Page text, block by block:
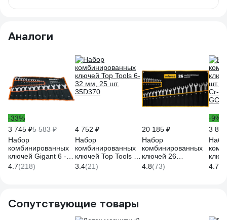
Аналоги
-33%
3 745 ₽5 583 ₽
Набор
комбинированных
ключей Gigant 6 -
32 мм, 25шт.,
полированный
4.7(218)
4 752 ₽
Набор
комбинированных
ключей Top Tools 6-
32 мм, 25 шт.
35D370
3.4(21)
20 185 ₽
Набор
комбинированных
ключей 26
предметов Inforce,
Сталь Cr-V, 6-32мм,
4.8(73)
-9%
3
шт. в
4.7
Сопутствующие товары